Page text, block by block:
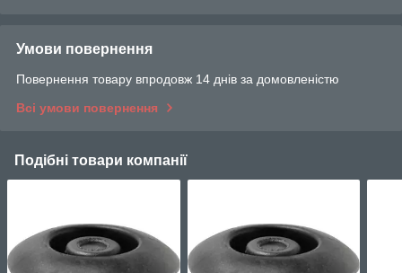
Умови повернення
Повернення товару впродовж 14 днів за домовленістю
Всі умови повернення
Подібні товари компанії